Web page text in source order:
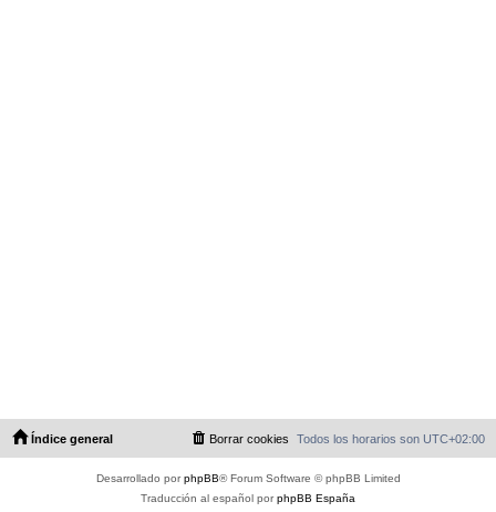
Índice general Todos los horarios son UTC+02:00
Borrar cookies
Desarrollado porphpBB® Forum Software © phpBB Limited
Traducción al español porphpBB España